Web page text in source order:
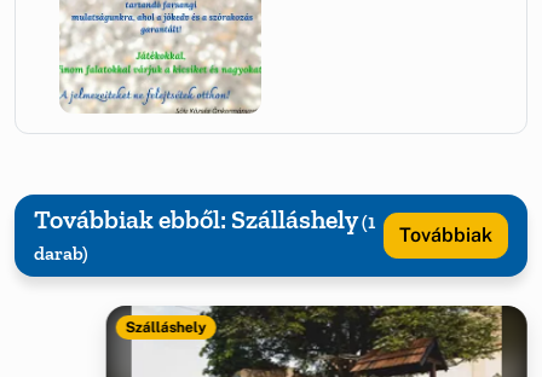
Továbbiak ebből: Szálláshely(1
darab)
Továbbiak
Szálláshely